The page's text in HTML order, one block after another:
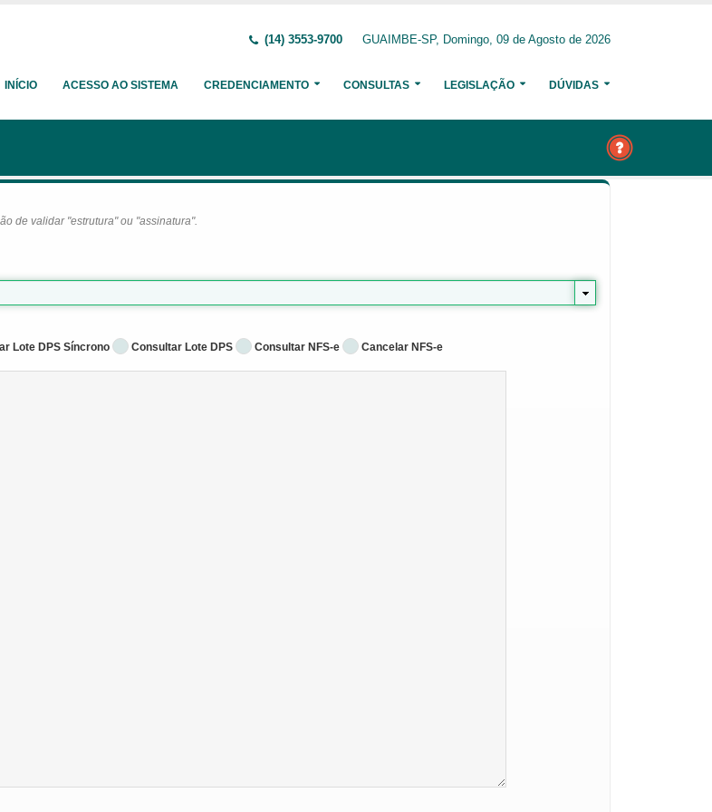
(14) 3553-9700 GUAIMBE-SP, Domingo, 09 de Agosto de 2026
INÍCIO ACESSO AO SISTEMA CREDENCIAMENTO CONSULTAS LEGISLAÇÃO DÚVIDAS
de validar "estrutura" ou "assinatura".
Lote DPS Síncrono Consultar Lote DPS Consultar NFS-e Cancelar NFS-e